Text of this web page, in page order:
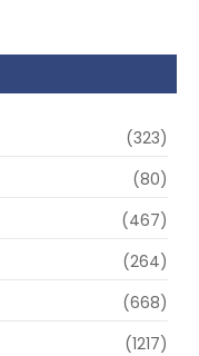
(323)
(80)
(467)
(264)
(668)
(1217)